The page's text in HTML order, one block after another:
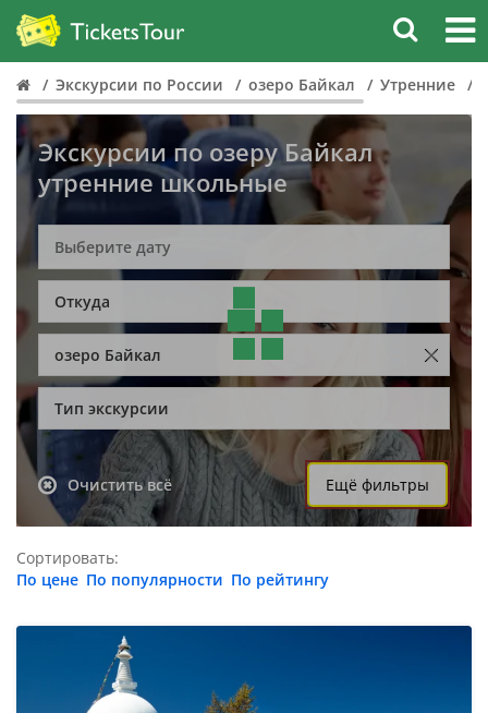
Экскурсии по России озеро Байкал Утренние
Экскурсии по озеру Байкал
утренние школьные
Откуда
озеро Байкал
Тип экскурсии
Очистить всё Ещё фильтры
Сортировать:
По цене По популярности По рейтингу